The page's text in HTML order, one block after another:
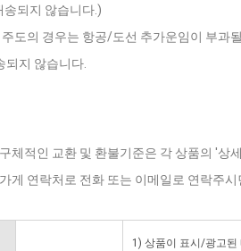
송되지 않습니다.)
도의 경우는 항공/도선 추가운임이 부과
되지 않습니다.
체적인 교환 및 환불기준은 각 상품의 '상
게 연락처로 전화 또는 이메일로 연락주
1) 상품이 표시/광고된